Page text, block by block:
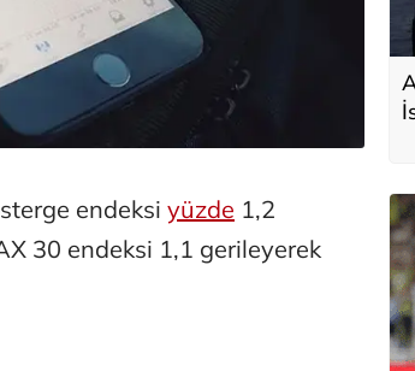
endeksi yüzde 1,2
30 endeksi 1,1 gerileyerek